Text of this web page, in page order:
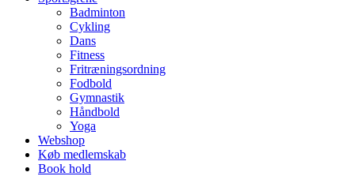
Badminton
Cykling
Dans
Fitness
Fritræningsordning
Fodbold
Gymnastik
Håndbold
Yoga
Webshop
Køb medlemskab
Book hold